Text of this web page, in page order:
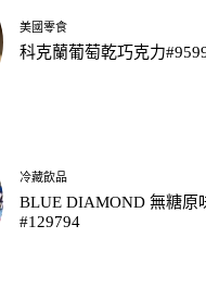
美國零食
科克蘭葡萄乾巧克力
冷藏飲品
BLUE DIAMOND 無糖原
#129794